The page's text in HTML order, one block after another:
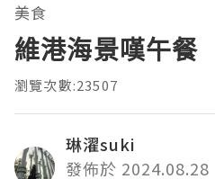
美食
維港海景嘆午餐
瀏覽次數:23507
琳濯suki
發佈於 2024.08.28